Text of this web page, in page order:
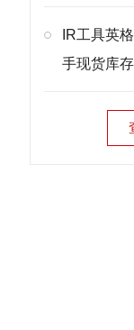
IR工具英
手现货库存